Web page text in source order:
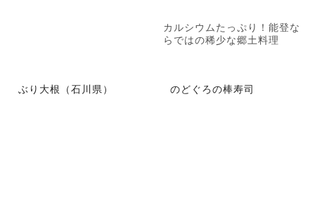
カルシウムたっぷり！能登な
らではの稀少な郷土料理
ぶり大根（石川県） のどぐろの棒寿司